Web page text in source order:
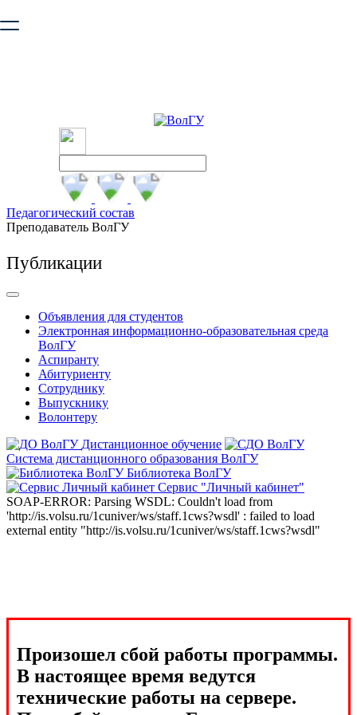
безопасную работу с сайтом. Пожалуйста
Педагогический состав
Преподаватель ВолГУ
Публикации
Объявления для студентов
Электронная информационно-образовательная среда
ВолГУ
Аспиранту
Абитуриенту
Сотруднику
Выпускнику
Волонтеру
Дистанционное обучение
Система дистанционного образования ВолГУ
Библиотека ВолГУ
Сервис "Личный кабинет"
SOAP-ERROR: Parsing WSDL: Couldn't load from
'http://is.volsu.ru/1cuniver/ws/staff.1cws?wsdl' : failed to load
external entity "http://is.volsu.ru/1cuniver/ws/staff.1cws?wsdl"
Произошел сбой работы программы.
В настоящее время ведутся
технические работы на сервере.